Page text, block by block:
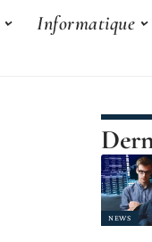
Informatique
NEWS